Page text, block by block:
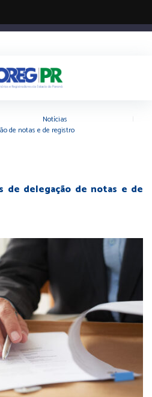
Notícias
de notas e de registro
de delegação de notas e de